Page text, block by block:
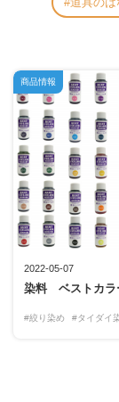
2022-05-07
染料 ベストカラ
#絞り染め #タイダイ
商品情報